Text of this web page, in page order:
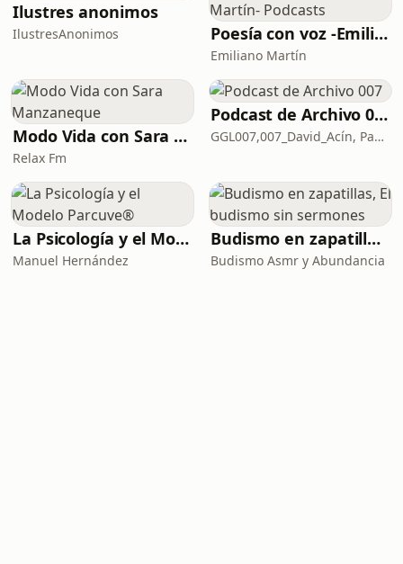
Ilustres anonimos
IlustresAnonimos Poesía con voz -Emiliano Martín- Podcasts
Emiliano Martín
Modo Vida con Sara Manzaneque
Relax Fm
Podcast de Archivo 007
GGL007,007_David_Acín, Pablo_Ortega, 58, AlbertoBond y Claalc
La Psicología y el Modelo Parcuve®
Manuel Hernández
Budismo en zapatillas, El budismo sin sermones
Budismo Asmr y Abundancia